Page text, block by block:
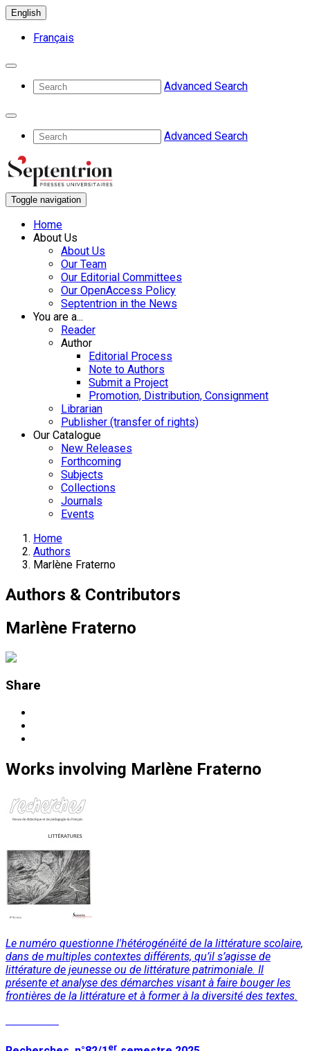
English
Français
Advanced Search
Advanced Search
Toggle navigation
Home
About Us
About Us
Our Team
Our Editorial Committees
Our OpenAccess Policy
Septentrion in the News
You are a...
Reader
Author
Editorial Process
Note to Authors
Submit a Project
Promotion, Distribution, Consignment
Librarian
Publisher (transfer of rights)
Our Catalogue
New Releases
Forthcoming
Subjects
Collections
Journals
Events
Home
Authors
Marlène Fraterno
Authors & Contributors
Marlène Fraterno
Share
Works involving Marlène Fraterno
Le numéro questionne l'hétérogénéité de la littérature scolaire,
dans de multiples contextes différents, qu’il s’agisse de
littérature de jeunesse ou de littérature patrimoniale. Il
présente et analyse des démarches visant à faire bouger les
frontières de la littérature et à former à la diversité des textes.
er